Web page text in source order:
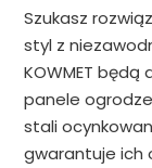
Szukasz
styl z
KOWMET
panele
stali
gwarantuje ich